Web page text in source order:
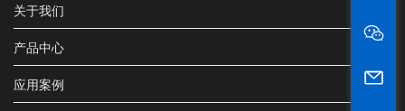
关于我们
产品中心
应用案例